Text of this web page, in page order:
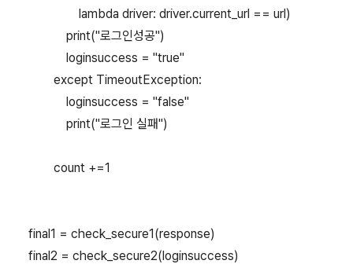
lambda driver: driver.current_url == url)
print("로그인성공")
loginsuccess = "true"
except TimeoutException:
loginsuccess = "false"
print("로그인 실패")
count +=1
final1 = check_secure1(response)
final2 = check_secure2(loginsuccess)